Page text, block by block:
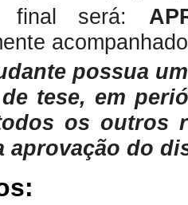
final será:
possua
tese, em
os outros
aprovação do